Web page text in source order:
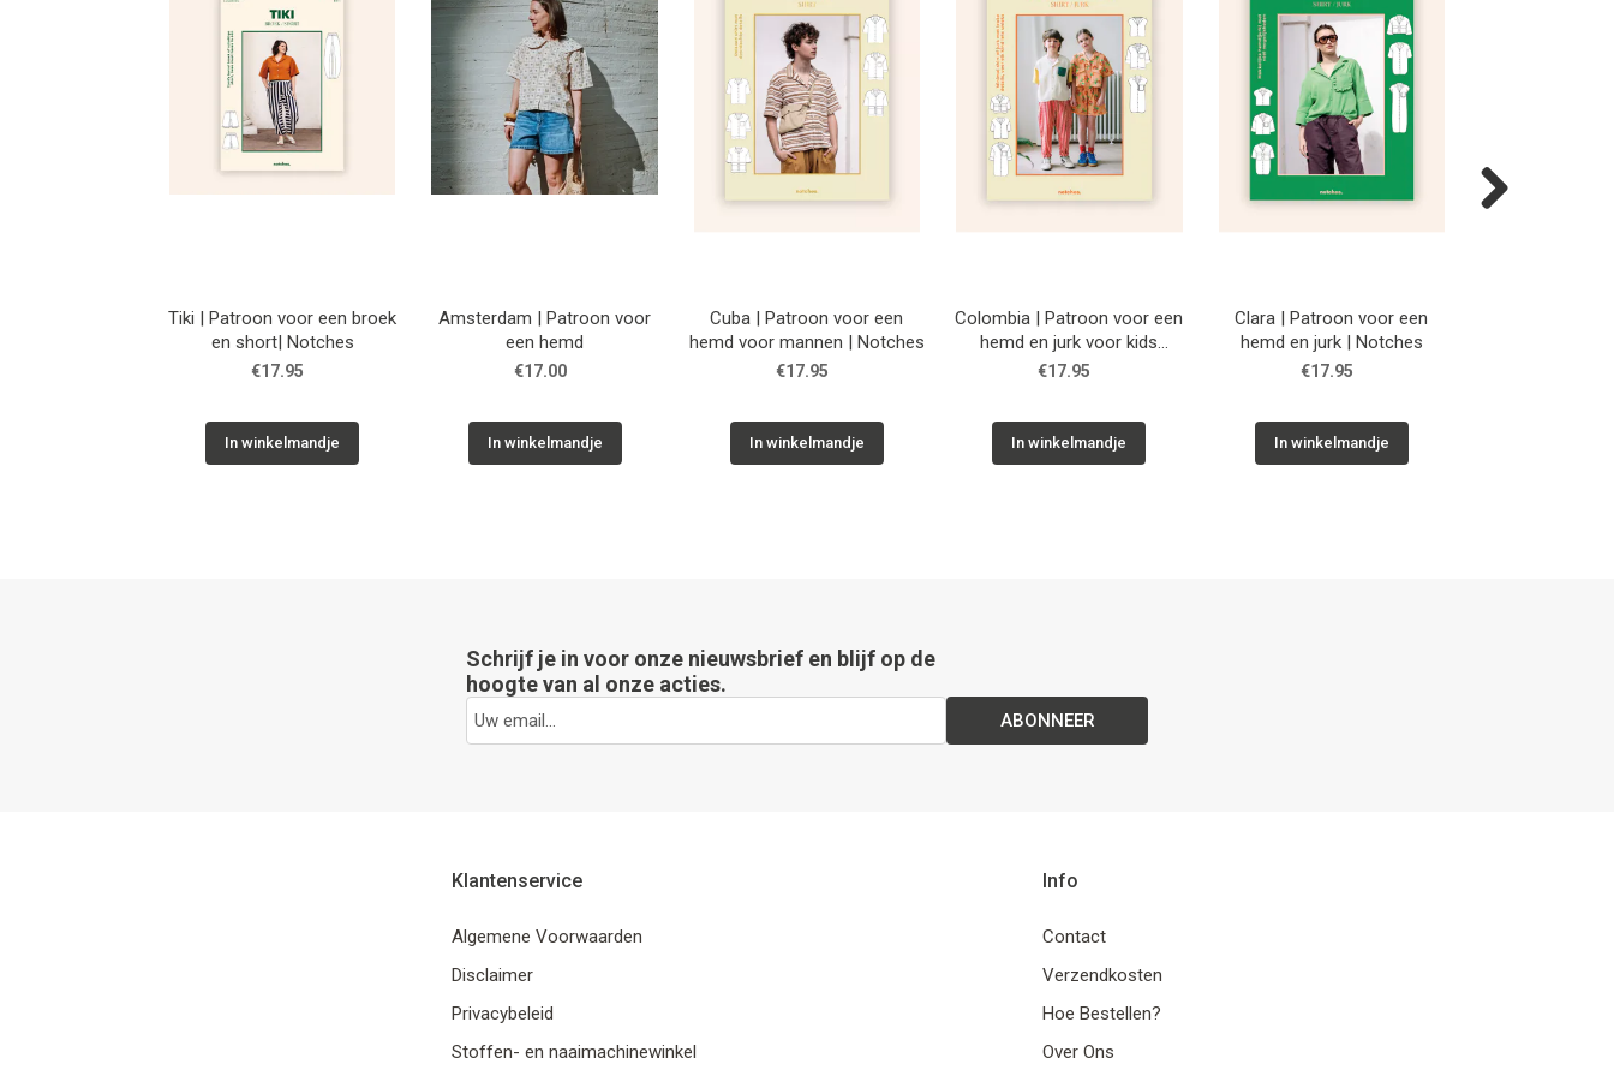
Tiki | Patroon voor een broek
en short| Notches
€17.95
In winkelmandje
Amsterdam | Patroon voor
een hemd
€17.00
In winkelmandje
Cuba | Patroon voor een
hemd voor mannen | Notches
€17.95
In winkelmandje
Colombia | Patroon voor een
hemd en jurk voor kids
| Notches
€17.95
In winkelmandje
Clara | Patroon voor een
hemd en jurk | Notches
€17.95
In winkelmandje
Schrijf je in voor onze nieuwsbrief en blijf op de
hoogte van al onze acties.
ABONNEER
Klantenservice
Algemene Voorwaarden
Disclaimer
Privacybeleid
Stoffen- en naaimachinewinkel
Info
Contact
Verzendkosten
Hoe Bestellen?
Over Ons